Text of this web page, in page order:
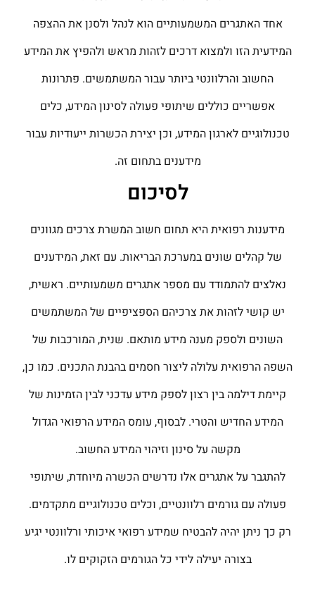
אחד האתגרים המשמעותיים הוא לנהל ולסנן את ההצפה
המידעית הזו ולמצוא דרכים לזהות מראש ולהפיץ את המידע
החשוב והרלוונטי ביותר עבור המשתמשים. פתרונות
אפשריים כוללים שיתופי פעולה לסינון המידע, כלים
טכנולוגיים לארגון המידע, וכן יצירת הכשרות ייעודיות עבור
מידענים בתחום זה.
לסיכום
מידענות רפואית היא תחום חשוב המשרת צרכים מגוונים
של קהלים שונים במערכת הבריאות. עם זאת, המידענים
נאלצים להתמודד עם מספר אתגרים משמעותיים. ראשית,
יש קושי לזהות את צרכיהם הספציפיים של המשתמשים
השונים ולספק מענה מידע מותאם. שנית, המורכבות של
השפה הרפואית עלולה ליצור חסמים בהבנת התכנים. כמו כן,
קיימת דילמה בין רצון לספק מידע עדכני לבין הזמינות של
המידע החדיש והטרי. לבסוף, עומס המידע הרפואי הגדול
מקשה על סינון וזיהוי המידע החשוב.
להתגבר על אתגרים אלו נדרשים הכשרה מיוחדת, שיתופי
פעולה עם גורמים רלוונטיים, וכלים טכנולוגיים מתקדמים.
רק כך ניתן יהיה להבטיח שמידע רפואי איכותי ורלוונטי יגיע
בצורה יעילה לידי כל הגורמים הזקוקים לו.